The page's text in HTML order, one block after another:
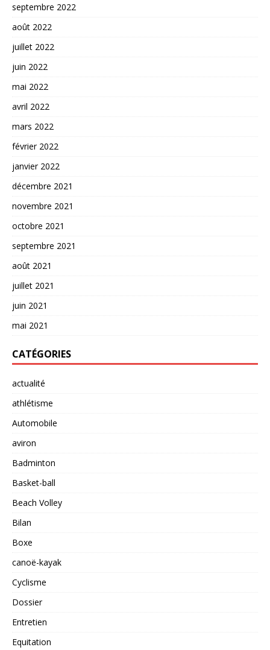
septembre 2022
août 2022
juillet 2022
juin 2022
mai 2022
avril 2022
mars 2022
février 2022
janvier 2022
décembre 2021
novembre 2021
octobre 2021
septembre 2021
août 2021
juillet 2021
juin 2021
mai 2021
CATÉGORIES
actualité
athlétisme
Automobile
aviron
Badminton
Basket-ball
Beach Volley
Bilan
Boxe
canoë-kayak
Cyclisme
Dossier
Entretien
Equitation